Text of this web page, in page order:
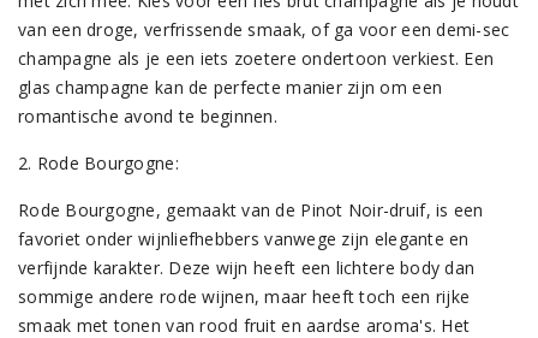
van een droge, verfrissende smaak, of ga voor een demi-sec
champagne als je een iets zoetere ondertoon verkiest. Een
glas champagne kan de perfecte manier zijn om een
romantische avond te beginnen.
2. Rode Bourgogne:
Rode Bourgogne, gemaakt van de Pinot Noir-druif, is een
favoriet onder wijnliefhebbers vanwege zijn elegante en
verfijnde karakter. Deze wijn heeft een lichtere body dan
sommige andere rode wijnen, maar heeft toch een rijke
smaak met tonen van rood fruit en aardse aroma's. Het